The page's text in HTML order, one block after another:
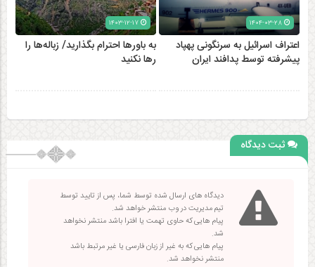
۱۴۰۴-۰۳-۲۸
اعتراف اسرائیل به سرنگونی پهپاد
پیشرفته توسط پدافند ایران
به باورها احترام بگذارید/ زباله‌ها را
رها نکنید
ثبت دیدگاه
دیدگاه های ارسال شده توسط شما، پس از تایید توسط
تیم مدیریت در وب منتشر خواهد شد.
پیام هایی که حاوی تهمت یا افترا باشد منتشر نخواهد
شد.
پیام هایی که به غیر از زبان فارسی یا غیر مرتبط باشد
منتشر نخواهد شد.